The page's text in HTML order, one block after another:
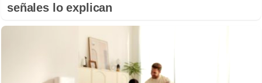
señales lo explican